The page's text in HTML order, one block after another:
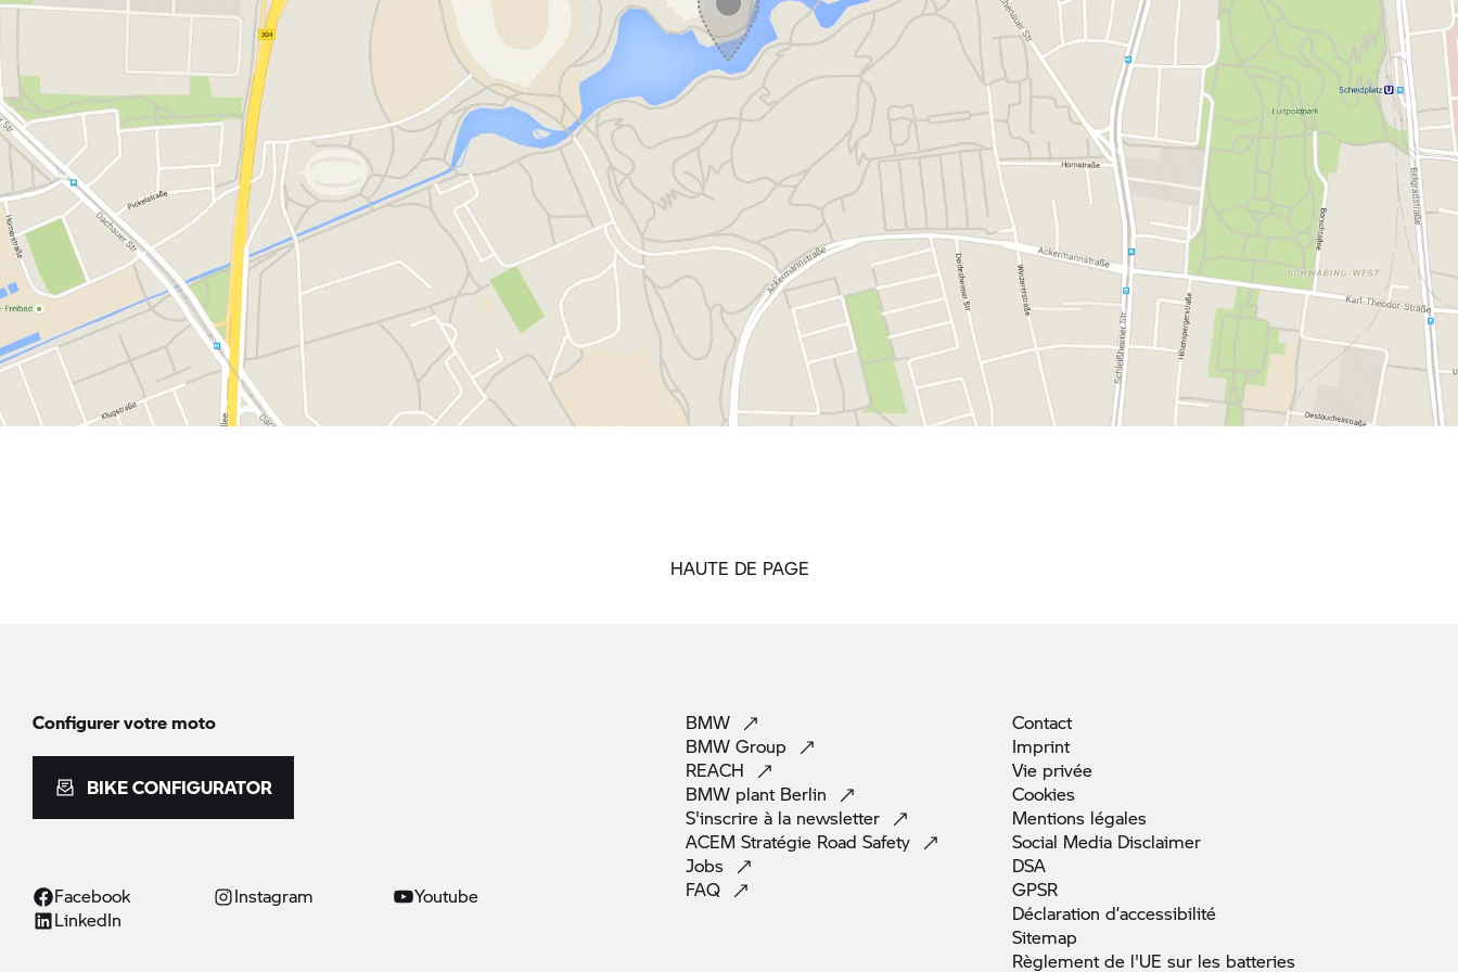
HAUTE DE PAGE
Configurer votre moto
BIKE CONFIGURATOR
Facebook Instagram
Youtube
LinkedIn
BMW
BMW Group
REACH
BMW plant Berlin
S'inscrire à la newsletter
ACEM Stratégie Road Safety
Jobs
FAQ
Contact
Imprint
Vie privée
Cookies
Mentions légales
Social Media Disclaimer
DSA
GPSR
Déclaration d’accessibilité
Sitemap
Règlement de l'UE sur les batteries